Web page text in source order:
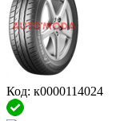
Код: к0000114024